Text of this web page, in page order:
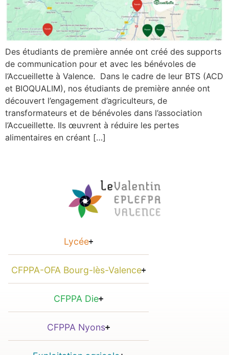
Des étudiants de première année ont créé des supports
de communication pour et avec les bénévoles de
l’Accueillette à Valence. Dans le cadre de leur BTS (ACD
et BIOQUALIM), nos étudiants de première année ont
découvert l’engagement d’agriculteurs, de
transformateurs et de bénévoles dans l’association
l’Accueillette. Ils œuvrent à réduire les pertes
alimentaires en créant […]
Lycée
CFPPA-OFA Bourg-lès-Valence
CFPPA Die
CFPPA Nyons